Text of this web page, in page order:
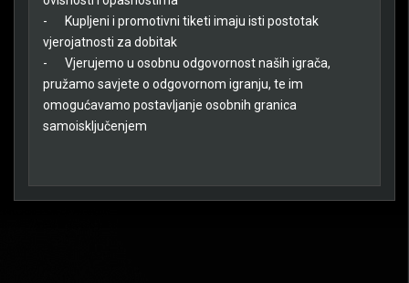
-
Kupljeni i promotivni tiketi imaju isti postotak
vjerojatnosti za dobitak
-
Vjerujemo u osobnu odgovornost naših igrača,
pružamo savjete o odgovornom igranju, te im
omogućavamo postavljanje osobnih granica
samoisključenjem